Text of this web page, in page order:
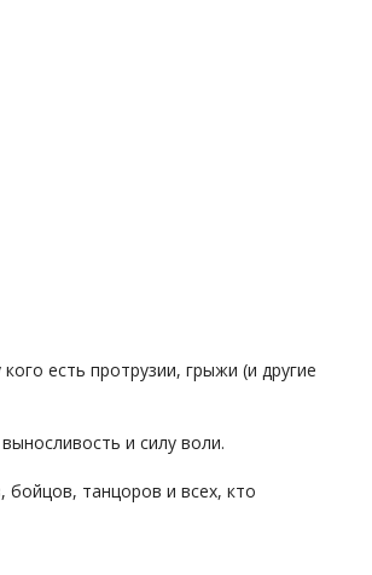
есть протрузии, грыжи (и другие
и силу воли.
танцоров и всех, кто